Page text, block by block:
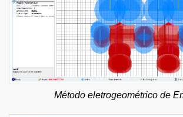
Método eletrogeométrico de